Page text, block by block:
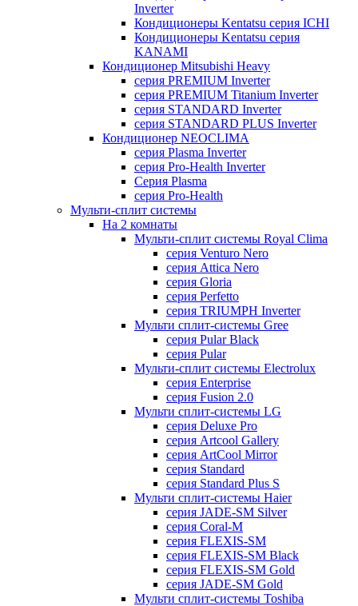
Inverter
Кондиционеры Kentatsu серия ICHI
Кондиционеры Kentatsu серия
KANAMI
Кондиционер Mitsubishi Heavy
серия PREMIUM Inverter
серия PREMIUM Titanium Inverter
серия STANDARD Inverter
серия STANDARD PLUS Inverter
Кондиционер NEOCLIMA
серия Plasma Inverter
серия Pro-Health Inverter
Cерия Plasma
серия Pro-Health
Мульти-сплит системы
На 2 комнаты
Мульти-сплит системы Royal Clima
серия Venturo Nero
серия Attica Nero
серия Gloria
серия Perfetto
серия TRIUMPH Inverter
Мульти сплит-системы Gree
серия Pular Black
серия Pular
Мульти-сплит системы Electrolux
серия Enterprise
серия Fusion 2.0
Мульти сплит-системы LG
серия Deluxe Pro
серия Artcool Gallery
серия ArtCool Mirror
серия Standard
серия Standard Plus S
Мульти сплит-системы Haier
серия JADE-SM Silver
серия Coral-M
серия FLEXIS-SM
серия FLEXIS-SM Black
серия FLEXIS-SM Gold
серия JADE-SM Gold
Мульти сплит-системы Toshiba